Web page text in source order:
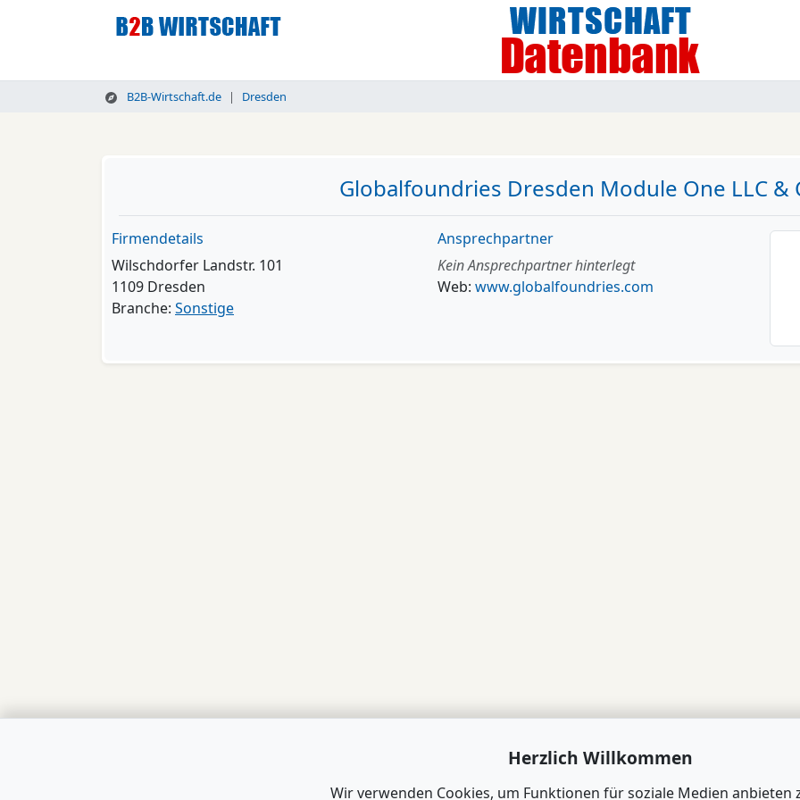
B2B-Wirtschaft.de Dresden
Globalfoundries Dresden Module One LLC &
Firmendetails
Wilschdorfer Landstr. 101
1109 Dresden
Branche: Sonstige
Ansprechpartner
Kein Ansprechpartner hinterlegt
Web: www.globalfoundries.com
Herzlich Willkommen
Wir verwenden Cookies, um Funktionen für soziale Medien anbieten